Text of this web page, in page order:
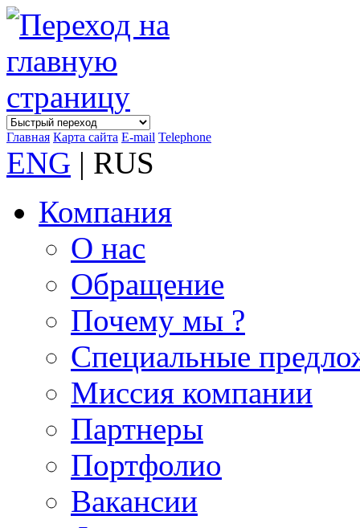
Главная Карта сайта E-mail Telephone
ENG | RUS
Компания
О нас
Обращение
Почему мы ?
Специальные
Миссия компании
Партнеры
Портфолио
Вакансии